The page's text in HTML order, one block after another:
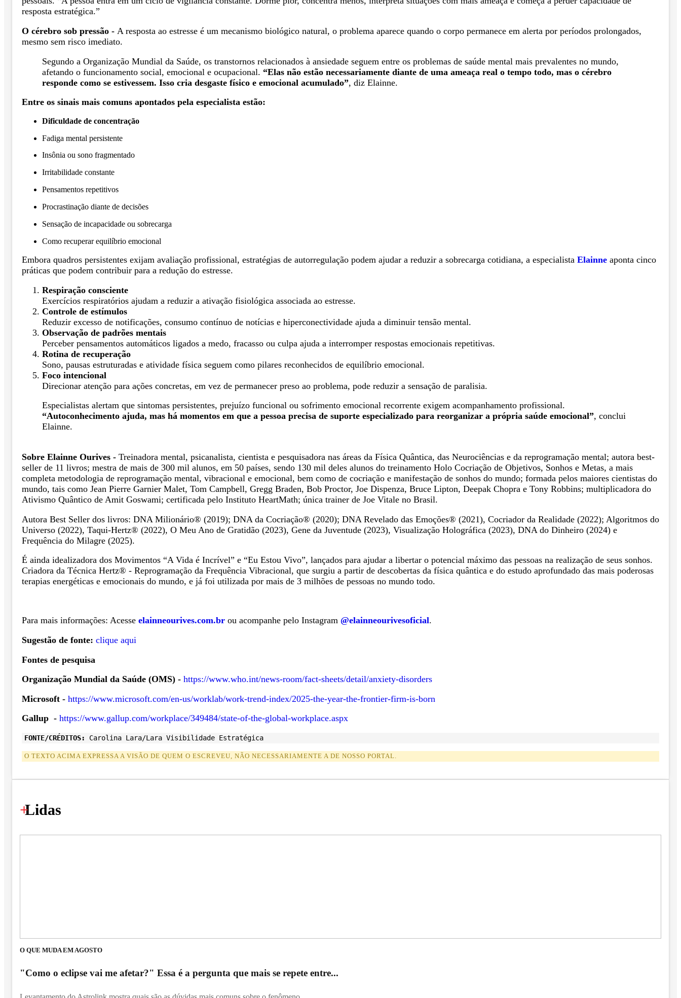
resposta estratégica.”
O cérebro sob pressão - A resposta ao estresse é um mecanismo biológico natural, o problema aparece quando o corpo permanece em alerta por períodos prolongados,
mesmo sem risco imediato.
Segundo a Organização Mundial da Saúde, os transtornos relacionados à ansiedade seguem entre os problemas de saúde mental mais prevalentes no mundo,
afetando o funcionamento social, emocional e ocupacional. “Elas não estão necessariamente diante de uma ameaça real o tempo todo, mas o cérebro
responde como se estivessem. Isso cria desgaste físico e emocional acumulado”, diz Elainne.
Entre os sinais mais comuns apontados pela especialista estão:
Dificuldade de concentração
Fadiga mental persistente
Insônia ou sono fragmentado
Irritabilidade constante
Pensamentos repetitivos
Procrastinação diante de decisões
Sensação de incapacidade ou sobrecarga
Como recuperar equilíbrio emocional
Embora quadros persistentes exijam avaliação profissional, estratégias de autorregulação podem ajudar a reduzir a sobrecarga cotidiana, a especialista Elainne aponta cinco
práticas que podem contribuir para a redução do estresse.
Respiração consciente
Exercícios respiratórios ajudam a reduzir a ativação fisiológica associada ao estresse.
Controle de estímulos
Reduzir excesso de notificações, consumo contínuo de notícias e hiperconectividade ajuda a diminuir tensão mental.
Observação de padrões mentais
Perceber pensamentos automáticos ligados a medo, fracasso ou culpa ajuda a interromper respostas emocionais repetitivas.
Rotina de recuperação
Sono, pausas estruturadas e atividade física seguem como pilares reconhecidos de equilíbrio emocional.
Foco intencional
Direcionar atenção para ações concretas, em vez de permanecer preso ao problema, pode reduzir a sensação de paralisia.
Especialistas alertam que sintomas persistentes, prejuízo funcional ou sofrimento emocional recorrente exigem acompanhamento profissional.
“Autoconhecimento ajuda, mas há momentos em que a pessoa precisa de suporte especializado para reorganizar a própria saúde emocional”, conclui
Elainne.
Sobre Elainne Ourives - Treinadora mental, psicanalista, cientista e pesquisadora nas áreas da Física Quântica, das Neurociências e da reprogramação mental; autora best-
seller de 11 livros; mestra de mais de 300 mil alunos, em 50 países, sendo 130 mil deles alunos do treinamento Holo Cocriação de Objetivos, Sonhos e Metas, a mais
completa metodologia de reprogramação mental, vibracional e emocional, bem como de cocriação e manifestação de sonhos do mundo; formada pelos maiores cientistas do
mundo, tais como Jean Pierre Garnier Malet, Tom Campbell, Gregg Braden, Bob Proctor, Joe Dispenza, Bruce Lipton, Deepak Chopra e Tony Robbins; multiplicadora do
Ativismo Quântico de Amit Goswami; certificada pelo Instituto HeartMath; única trainer de Joe Vitale no Brasil.
Autora Best Seller dos livros: DNA Milionário® (2019); DNA da Cocriação® (2020); DNA Revelado das Emoções® (2021), Cocriador da Realidade (2022); Algoritmos do
Universo (2022), Taqui-Hertz® (2022), O Meu Ano de Gratidão (2023), Gene da Juventude (2023), Visualização Holográfica (2023), DNA do Dinheiro (2024) e
Frequência do Milagre (2025).
É ainda idealizadora dos Movimentos “A Vida é Incrível” e “Eu Estou Vivo”, lançados para ajudar a libertar o potencial máximo das pessoas na realização de seus sonhos.
Criadora da Técnica Hertz® - Reprogramação da Frequência Vibracional, que surgiu a partir de descobertas da física quântica e do estudo aprofundado das mais poderosas
terapias energéticas e emocionais do mundo, e já foi utilizada por mais de 3 milhões de pessoas no mundo todo.
Para mais informações: Acesse elainneourives.com.br ou acompanhe pelo Instagram @elainneourivesoficial.
Sugestão de fonte: clique aqui
Fontes de pesquisa
Organização Mundial da Saúde (OMS) - https://www.who.int/news-room/fact-sheets/detail/anxiety-disorders
Microsoft - https://www.microsoft.com/en-us/worklab/work-trend-index/2025-the-year-the-frontier-firm-is-born
Gallup - https://www.gallup.com/workplace/349484/state-of-the-global-workplace.aspx
FONTE/CRÉDITOS: Carolina Lara/Lara Visibilidade Estratégica
O TEXTO ACIMA EXPRESSA A VISÃO DE QUEM O ESCREVEU, NÃO NECESSARIAMENTE A DE NOSSO PORTAL.
+
Lidas
O QUE MUDA EM AGOSTO
"Como o eclipse vai me afetar?" Essa é a pergunta que mais se repete entre...